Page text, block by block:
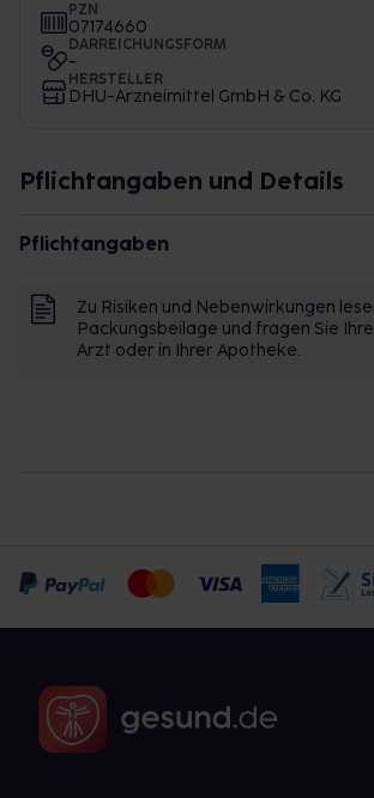
PZN
07174660
DARREICHUNGSFORM
-
HERSTELLER
DHU-Arzneimittel GmbH & Co. KG
Pflichtangaben und Details
Pflichtangaben
Zu Risiken und Nebenwirkungen
Packungsbeilage und fragen Sie
Arzt oder in Ihrer Apotheke.